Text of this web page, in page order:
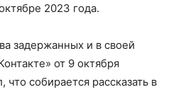
2023 года.
задержанных и в своей
от 9 октября
собирается рассказать в